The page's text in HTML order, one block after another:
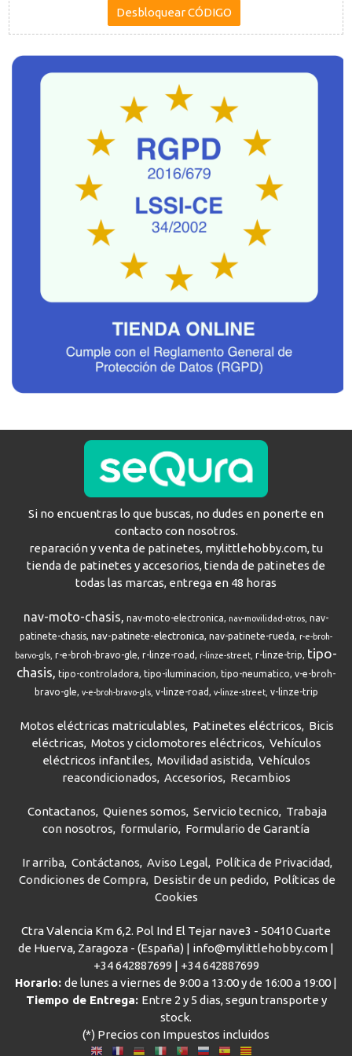
Si no encuentras lo que buscas, no dudes en ponerte en
contacto con nosotros.
reparación y venta de patinetes, mylittlehobby.com, tu
tienda de patinetes y accesorios, tienda de patinetes de
todas las marcas, entrega en 48 horas
nav-moto-chasis nav-moto-electronica nav-movilidad-otros nav-
patinete-chasis nav-patinete-electronica nav-patinete-rueda
r-e-broh-
barvo-gls r-e-broh-bravo-gle r-linze-road r-linze-street r-linze-trip
tipo-
chasis
tipo-controladora tipo-iluminacion tipo-neumatico v-e-broh-
bravo-gle v-e-broh-bravo-gls v-linze-road v-linze-street v-linze-trip
Motos eléctricas matriculables Patinetes eléctricos
Bicis
eléctricas Motos y ciclomotores eléctricos Vehículos
eléctricos infantiles Movilidad asistida Vehículos
reacondicionados Accesorios Recambios
Contactanos Quienes somos Servicio tecnico
Trabaja
con nosotros
formulario Formulario de Garantía
Ir arriba Contáctanos Aviso Legal
Política de Privacidad
Condiciones de Compra Desistir de un pedido
Políticas de
Cookies
Ctra Valencia Km 6,2. Pol Ind El Tejar nave3 - 50410 Cuarte
de Huerva, Zaragoza - (España) | info@mylittlehobby.com |
+34 642887699 | +34 642887699
Horario: de lunes a viernes de 9:00 a 13:00 y de 16:00 a 19:00 |
Tiempo de Entrega: Entre 2 y 5 dias, segun transporte y
stock.
(*) Precios con Impuestos incluidos